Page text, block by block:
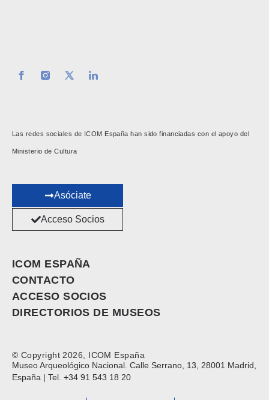
Las redes sociales de ICOM España han sido financiadas con el apoyo del
Ministerio de Cultura
Asóciate
Acceso Socios
ICOM ESPAÑA
CONTACTO
ACCESO SOCIOS
DIRECTORIOS DE MUSEOS
© Copyright 2026, ICOM España
Museo Arqueológico Nacional. Calle Serrano, 13, 28001 Madrid,
España | Tel. +34 91 543 18 20